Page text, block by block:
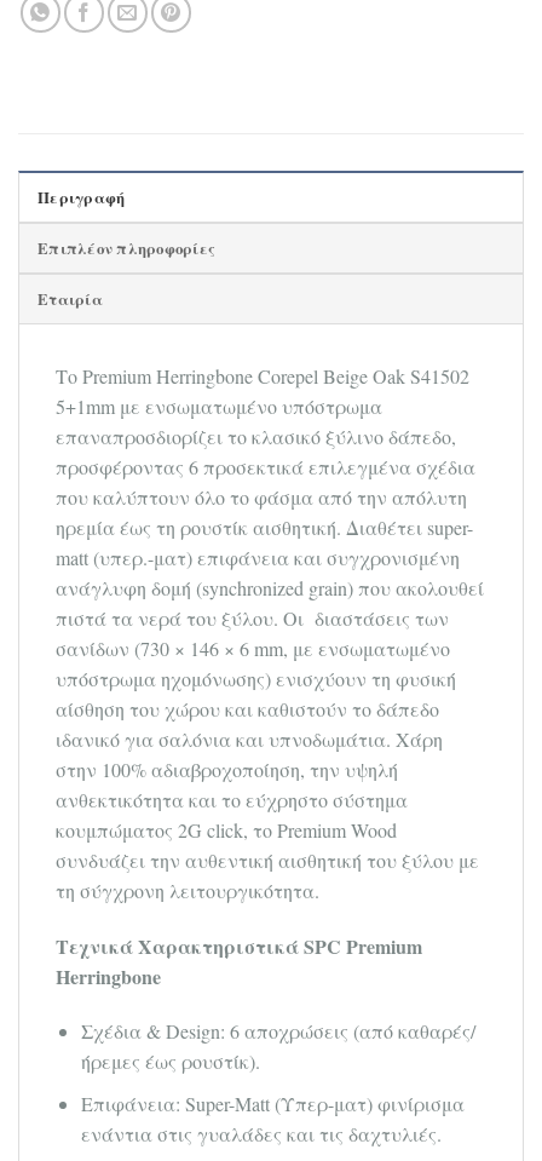
Περιγραφή
Επιπλέον πληροφορίες
Εταιρία
Το Premium Herringbone Corepel Βeige Oak S41502
5+1mm με ενσωματωμένο υπόστρωμα
επαναπροσδιορίζει το κλασικό ξύλινο δάπεδο,
προσφέροντας 6 προσεκτικά επιλεγμένα σχέδια
που καλύπτουν όλο το φάσμα από την απόλυτη
ηρεμία έως τη ρουστίκ αισθητική. Διαθέτει super-
matt (υπερ.-ματ) επιφάνεια και συγχρονισμένη
ανάγλυφη δομή (synchronized grain) που ακολουθεί
πιστά τα νερά του ξύλου. Οι διαστάσεις των
σανίδων (730 × 146 × 6 mm, με ενσωματωμένο
υπόστρωμα ηχομόνωσης) ενισχύουν τη φυσική
αίσθηση του χώρου και καθιστούν το δάπεδο
ιδανικό για σαλόνια και υπνοδωμάτια. Χάρη
στην 100% αδιαβροχοποίηση, την υψηλή
ανθεκτικότητα και το εύχρηστο σύστημα
κουμπώματος 2G click, το Premium Wood
συνδυάζει την αυθεντική αισθητική του ξύλου με
τη σύγχρονη λειτουργικότητα.
Τεχνικά Χαρακτηριστικά SPC Premium
Herringbone
Σχέδια & Design: 6 αποχρώσεις (από καθαρές/
ήρεμες έως ρουστίκ).
Επιφάνεια: Super-Matt (Υπερ-ματ) φινίρισμα
ενάντια στις γυαλάδες και τις δαχτυλιές.